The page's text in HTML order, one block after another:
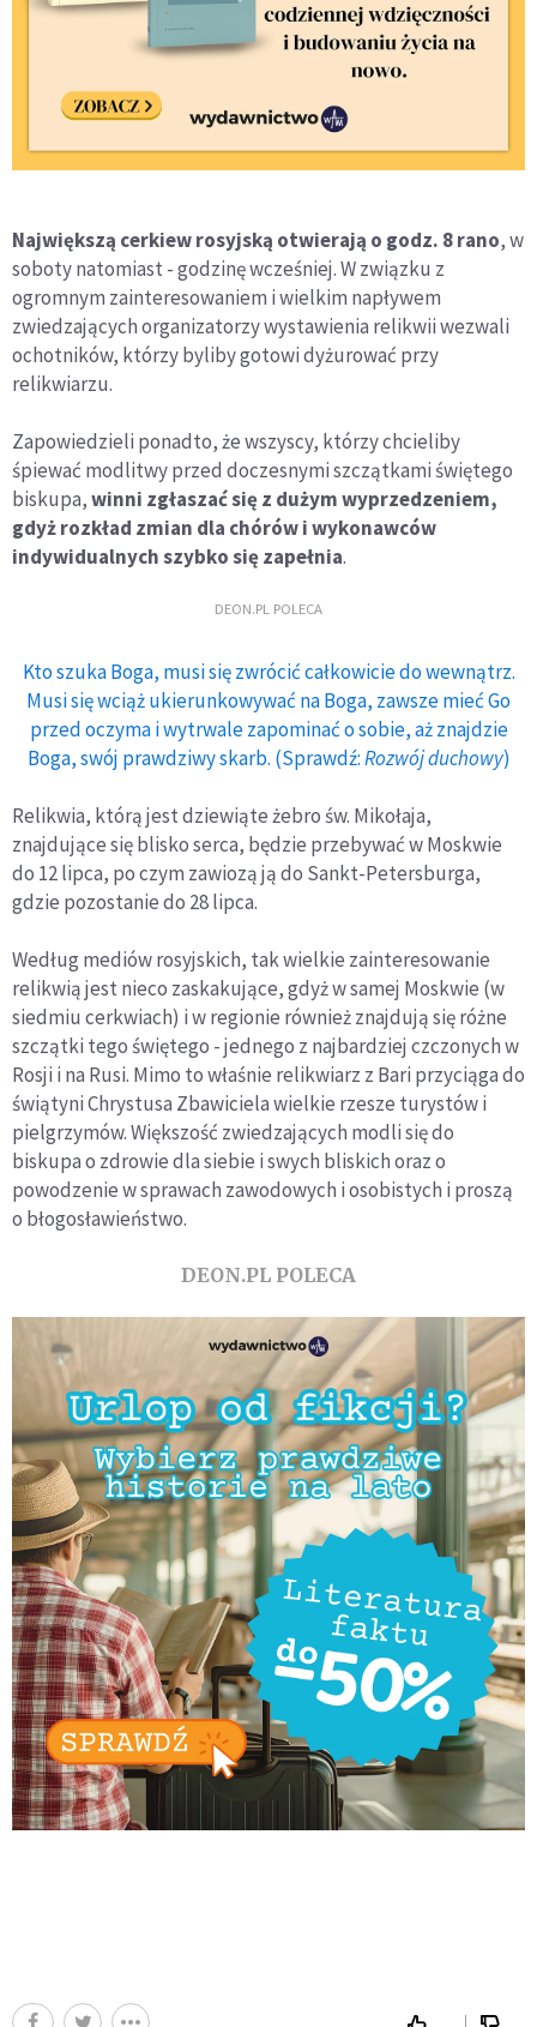
Największą cerkiew rosyjską otwierają o godz. 8 rano, w
soboty natomiast - godzinę wcześniej. W związku z
ogromnym zainteresowaniem i wielkim napływem
zwiedzających organizatorzy wystawienia relikwii wezwali
ochotników, którzy byliby gotowi dyżurować przy
relikwiarzu.
Zapowiedzieli ponadto, że wszyscy, którzy chcieliby
śpiewać modlitwy przed doczesnymi szczątkami świętego
biskupa,winni zgłaszać się z dużym wyprzedzeniem,
gdyż rozkład zmian dla chórów i wykonawców
indywidualnych szybko się zapełnia.
DEON.PL POLECA
Kto szuka Boga, musi się zwrócić całkowicie do wewnątrz.
Musi się wciąż ukierunkowywać na Boga, zawsze mieć Go
przed oczyma i wytrwale zapominać o sobie, aż znajdzie
Boga, swój prawdziwy skarb. (Sprawdź:Rozwój duchowy)
Relikwia, którą jest dziewiąte żebro św. Mikołaja,
znajdujące się blisko serca, będzie przebywać w Moskwie
do 12 lipca, po czym zawiozą ją do Sankt-Petersburga,
gdzie pozostanie do 28 lipca.
Według mediów rosyjskich, tak wielkie zainteresowanie
relikwią jest nieco zaskakujące, gdyż w samej Moskwie (w
siedmiu cerkwiach) i w regionie również znajdują się różne
szczątki tego świętego - jednego z najbardziej czczonych w
Rosji i na Rusi. Mimo to właśnie relikwiarz z Bari przyciąga do
świątyni Chrystusa Zbawiciela wielkie rzesze turystów i
pielgrzymów. Większość zwiedzających modli się do
biskupa o zdrowie dla siebie i swych bliskich oraz o
powodzenie w sprawach zawodowych i osobistych i proszą
o błogosławieństwo.
DEON.PL POLECA